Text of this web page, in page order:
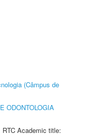
(Câmpus de
ODONTOLOGIA
Academic title: